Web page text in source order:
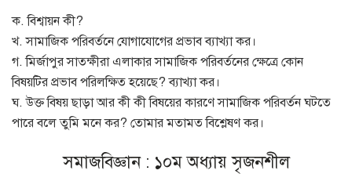
ক. বিশ্বায়ন কী?
খ. সামাজিক পরিবর্তনে যোগাযোগের প্রভাব ব্যাখ্যা কর।
গ. মির্জাপুর সাতক্ষীরা এলাকার সামাজিক পরিবর্তনের ক্ষেত্রে কোন
বিষয়টির প্রভাব পরিলক্ষিত হয়েছে? ব্যাখ্যা কর।
ঘ. উক্ত বিষয় ছাড়া আর কী কী বিষয়ের কারণে সামাজিক পরিবর্তন ঘটতে
পারে বলে তুমি মনে কর? তোমার মতামত বিশ্লেষণ কর।
সমাজবিজ্ঞান : ১০ম অধ্যায় সৃজনশীল